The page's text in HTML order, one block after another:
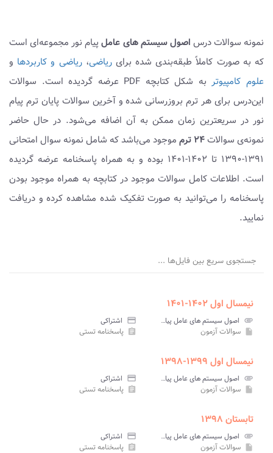
نمونه سوالات درس اصول سیستم های عاملپیام نور مجموعه‌ای است
که به صورت کاملاً طبقه‌بندی شده برایریاضی،ریاضی و کاربردها و
علوم کامپیوتر
به شکل کتابچه PDF عرضه گردیده است. سوالات
این‌درس برای هر ترم بروزرسانی شده و آخرین سوالات پایان ترم پیام
نور در سریعترین زمان ممکن به آن اضافه می‌شود. در حال حاضر
نمونه‌ی سوالات۲۴ ترم
موجود می‌باشد که شامل نمونه سوال امتحانی
۱۳۹۱-۱۳۹۰ تا ۱۴۰۲-۱۴۰۱ بوده و به همراه پاسخنامه عرضه گردیده
است. اطلاعات کامل سوالات موجود در کتابچه به همراه موجود بودن
پاسخنامه را می‌توانید به صورت تفکیک شده مشاهده کرده و دریافت
نمایید.
جستجوی سریع بین فایل‌ها ...
نیمسال اول ۱۴۰۲-۱۴۰۱
attachment اصول سیستم های عامل پیام نور credit_card اشتراکی
insert_drive_file سوالات آزمون assignment پاسخنامه تستی
نیمسال اول ۱۳۹۹-۱۳۹۸
attachment اصول سیستم های عامل پیام نور credit_card اشتراکی
insert_drive_file سوالات آزمون assignment پاسخنامه تستی
تابستان ۱۳۹۸
attachment اصول سیستم های عامل پیام نور credit_card اشتراکی
insert_drive_file سوالات آزمون assignment پاسخنامه تستی